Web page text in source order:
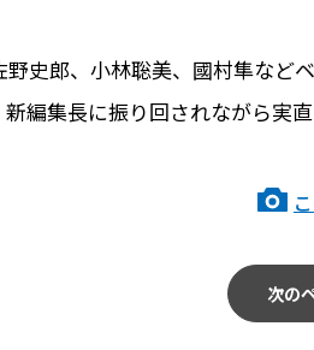
野史郎、小林聡美、國村隼など
新編集長に振り回されながら実
次の